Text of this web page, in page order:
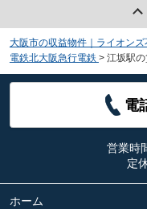
大阪市の収益物件｜ライオンズ
電鉄北大阪急行電鉄 > 江坂駅
電
営業時
定
ホーム